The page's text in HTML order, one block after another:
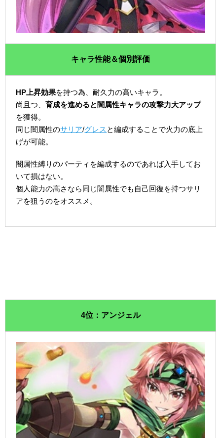
キャラ性能＆個別評価
HP上昇効果を持つ為、耐久力の高いキャラ。
尚且つ、育成を進めると闇属性キャラの攻撃力大アップ
を獲得。
同じ闇属性のサリア/グレス と編成することで火力の底上
げが可能。
闇属性縛りのパーティを編成するのであれば入手してお
いて損はない。
個人能力の高さなら同じ闇属性でも自己回復を持つサリ
アを狙うのをオススメ。
4位：アンジェル